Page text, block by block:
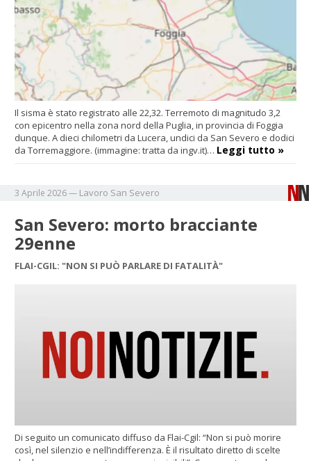
Il sisma è stato registrato alle 22,32. Terremoto di magnitudo 3,2
con epicentro nella zona nord della Puglia, in provincia di Foggia
dunque. A dieci chilometri da Lucera, undici da San Severo e dodici
da Torremaggiore. (immagine: tratta da ingv.it)… Leggi tutto »
3 Aprile 2026— Lavoro San Severo
San Severo: morto bracciante
29enne
FLAI-CGIL: "NON SI PUÒ PARLARE DI FATALITÀ"
Di seguito un comunicato diffuso da Flai-Cgil: “Non si può morire
così, nel silenzio e nell’indifferenza. È il risultato diretto di scelte